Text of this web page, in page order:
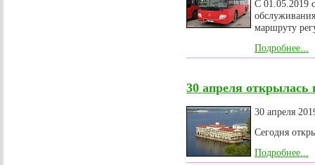
С 01.05.2019
маршруту
Подробнее...
30 апреля открылась
30 апреля
Сегодня
Подробнее...